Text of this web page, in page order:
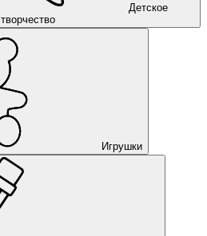
Детское
творчество
Игрушки